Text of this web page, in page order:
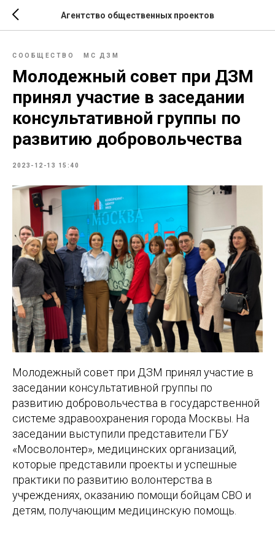
Агентство общественных проектов
СООБЩЕСТВО МС ДЗМ
Молодежный совет при ДЗМ
принял участие в заседании
консультативной группы по
развитию добровольчества
2023-12-13 15:40
Молодежный совет при ДЗМ принял участие в
заседании консультативной группы по
развитию добровольчества в государственной
системе здравоохранения города Москвы. На
заседании выступили представители ГБУ
«Мосволонтер», медицинских организаций,
которые представили проекты и успешные
практики по развитию волонтерства в
учреждениях, оказанию помощи бойцам СВО и
детям, получающим медицинскую помощь.